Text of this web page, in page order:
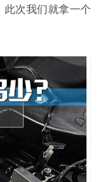
此次我们就拿一个